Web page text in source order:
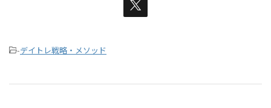
-デイトレ戦略・メソッド